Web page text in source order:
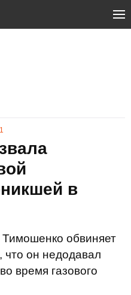
1
в
обвиняет
он недодавал
время газового